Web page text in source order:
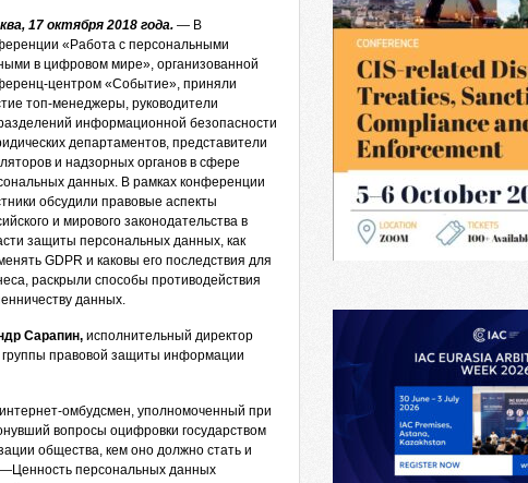
17 октября2018 года. — В
«Работа с персональными
в цифровом мире», организованной
центром «Событие», приняли
топ-менеджеры, руководители
информационной безопасности
департаментов, представители
и надзорных органов в сфере
данных. В рамках конференции
обсудили правовые аспекты
и мирового законодательства в
защиты персональных данных, как
GDPR и каковы его последствия для
раскрыли способы противодействия
данных.
Сарапин, исполнительный директор
группы правовой защиты информации
омбудсмен, уполномоченный при
вопросы оцифровки государством
общества, кем оно должно стать и
персональных данных